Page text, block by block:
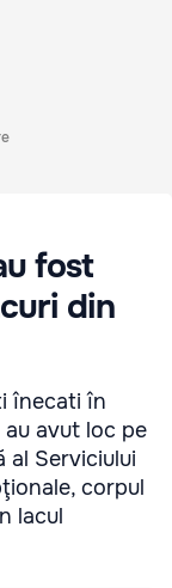
fost
din
înecati în
avut loc pe
al Serviciului
corpul
lacul